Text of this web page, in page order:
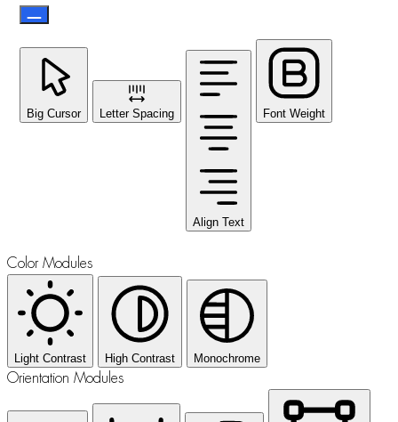
Big Cursor Letter Spacing
Align Text
Font Weight
Color Modules
Light Contrast High Contrast Monochrome
Orientation Modules